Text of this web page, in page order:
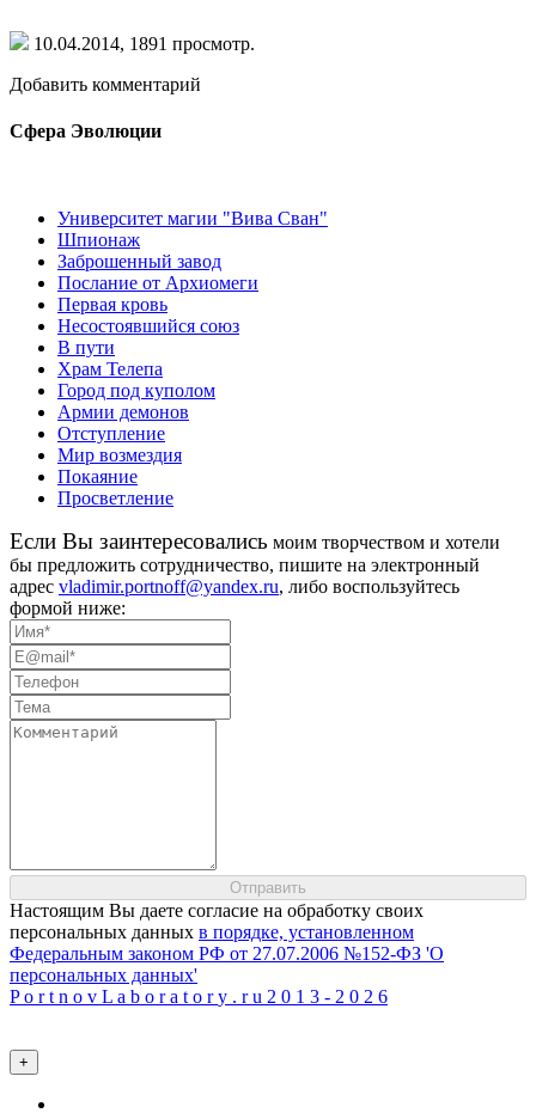
10.04.2014, 1891 просмотр.
Добавить комментарий
Сфера Эволюции
Университет магии "Вива Сван"
Шпионаж
Заброшенный завод
Послание от Архиомеги
Первая кровь
Несостоявшийся союз
В пути
Храм Телепа
Город под куполом
Армии демонов
Отступление
Мир возмездия
Покаяние
Просветление
Eсли Вы заинтересовались моим творчеством и хотели
бы предложить сотрудничество, пишите на электронный
адрес vladimir.portnoff@yandex.ru, либо воспользуйтесь
формой ниже:
Настоящим Вы даете согласие на обработку своих
персональных данных в порядке, установленном
Федеральным законом РФ от 27.07.2006 №152-ФЗ 'О
персональных данных'
P o r t n o v L a b o r a t o r y . r u 2 0 1 3 - 2 0 2 6
+